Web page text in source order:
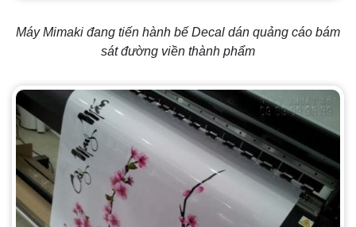
Máy Mimaki đang tiến hành bế Decal dán quảng cáo bám
sát đường viền thành phẩm